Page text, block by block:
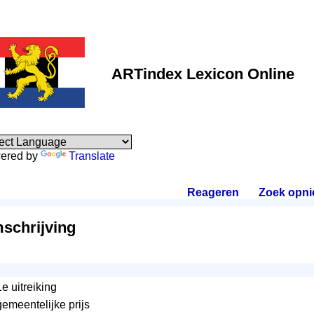
ARTindex Lexicon Online
by Translate
Reageren Zoek
uitreiking
prijs